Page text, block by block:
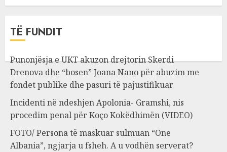
TË FUNDIT
Punonjësja e UKT akuzon drejtorin Skerdi
Drenova dhe “bosen” Joana Nano për abuzim me
fondet publike dhe pasuri të pajustifikuar
Incidenti në ndeshjen Apolonia- Gramshi, nis
procedim penal për Koço Kokëdhimën (VIDEO)
FOTO/ Persona të maskuar sulmuan “One
Albania”, ngjarja u fsheh. A u vodhën serverat?